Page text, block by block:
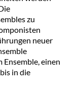
zu
neuer
Ensemble, einen
in die